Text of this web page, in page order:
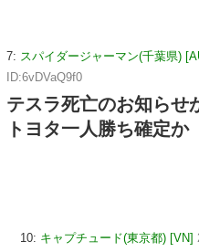
7: スパイダージャーマン(千葉県)
ID:6vDVaQ9f0
テスラ死亡のお知らせ
トヨタ一人勝ち確定か
10: キャプチュード(東京都) [VN]